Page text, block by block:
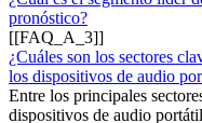
pronóstico?
[[FAQ_A_3]]
¿Cuáles son los sectores
los dispositivos de audio
Entre los principales
dispositivos de audio